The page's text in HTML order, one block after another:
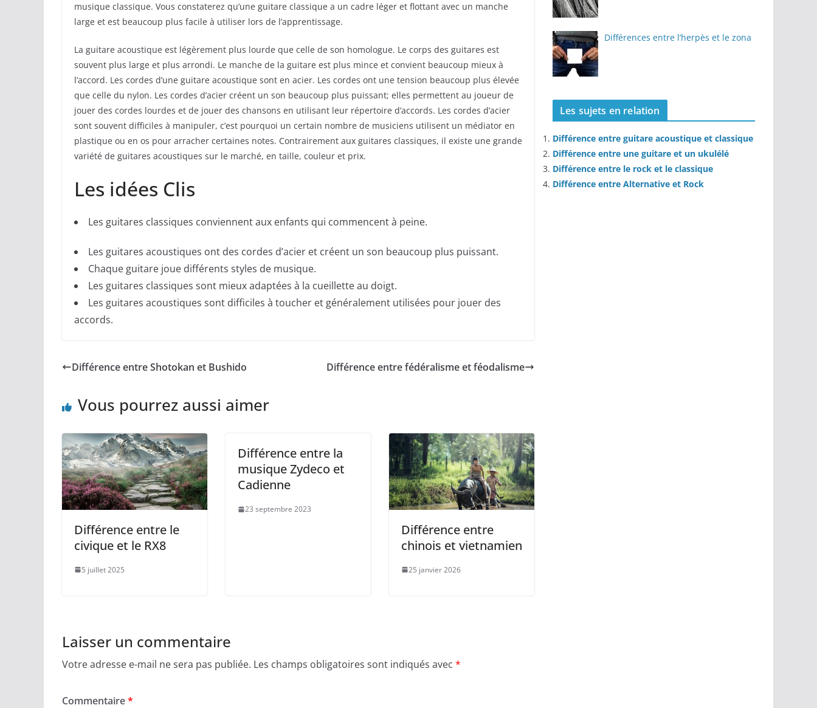
musique classique. Vous constaterez qu’une guitare classique a un cadre léger et flottant avec un manche
large et est beaucoup plus facile à utiliser lors de l’apprentissage.
La guitare acoustique est légèrement plus lourde que celle de son homologue. Le corps des guitares est
souvent plus large et plus arrondi. Le manche de la guitare est plus mince et convient beaucoup mieux à
l’accord. Les cordes d’une guitare acoustique sont en acier. Les cordes ont une tension beaucoup plus élevée
que celle du nylon. Les cordes d’acier créent un son beaucoup plus puissant; elles permettent au joueur de
jouer des cordes lourdes et de jouer des chansons en utilisant leur répertoire d’accords. Les cordes d’acier
sont souvent difficiles à manipuler, c’est pourquoi un certain nombre de musiciens utilisent un médiator en
plastique ou en os pour arracher certaines notes. Contrairement aux guitares classiques, il existe une grande
variété de guitares acoustiques sur le marché, en taille, couleur et prix.
Les idées Clis
Les guitares classiques conviennent aux enfants qui commencent à peine.
Les guitares acoustiques ont des cordes d’acier et créent un son beaucoup plus puissant.
Chaque guitare joue différents styles de musique.
Les guitares classiques sont mieux adaptées à la cueillette au doigt.
Les guitares acoustiques sont difficiles à toucher et généralement utilisées pour jouer des
accords.
Différence entre Shotokan et Bushido Différence entre fédéralisme et féodalisme
Vous pourrez aussi aimer
Différence entre le
civique et le RX8
5 juillet 2025
Différence entre la
musique Zydeco et
Cadienne
23 septembre 2023
Différence entre
chinois et vietnamien
25 janvier 2026
Laisser un commentaire
Votre adresse e-mail ne sera pas publiée. Les champs obligatoires sont indiqués avec *
Commentaire*
Différences entre l’herpès et le zona
Les sujets en relation
Différence entre guitare acoustique et classique
Différence entre une guitare et un ukulélé
Différence entre le rock et le classique
Différence entre Alternative et Rock